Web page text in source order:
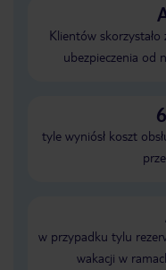
Klientów
ubezpieczenia od
tyle wyniósł koszt
w przypadku tylu
wakacji w